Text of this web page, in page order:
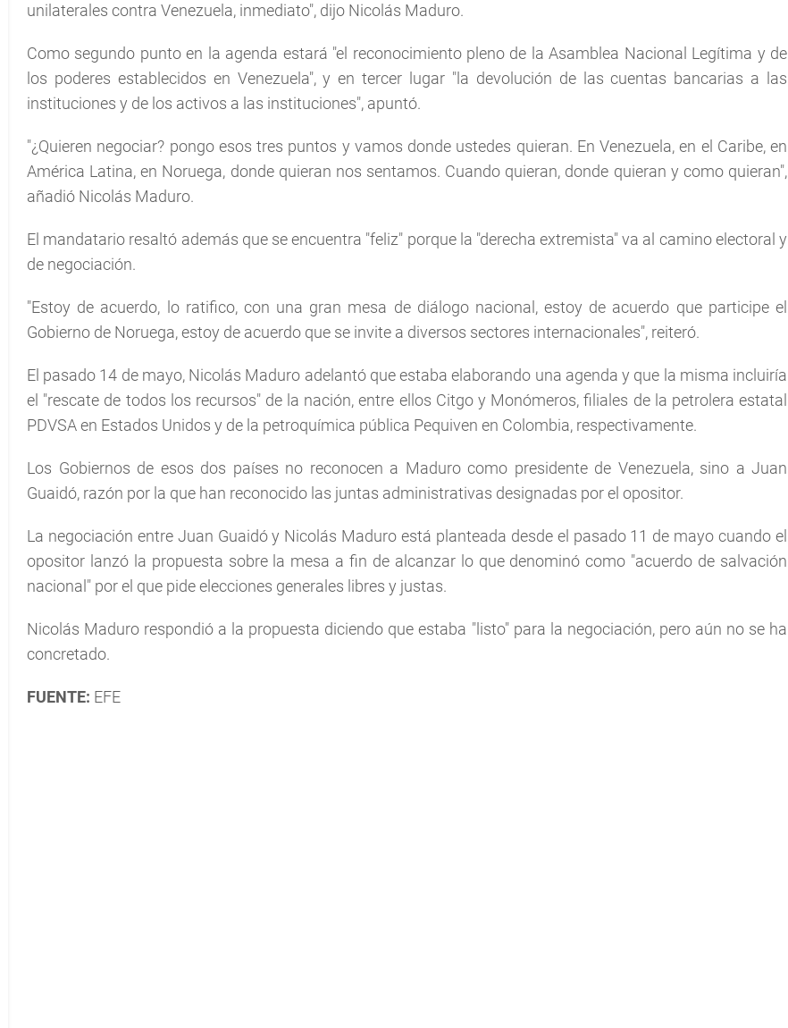
unilaterales contra Venezuela, inmediato", dijo Nicolás Maduro.
Como segundo punto en la agenda estará "el reconocimiento pleno de la Asamblea Nacional Legítima y de
los poderes establecidos en Venezuela", y en tercer lugar "la devolución de las cuentas bancarias a las
instituciones y de los activos a las instituciones", apuntó.
"¿Quieren negociar? pongo esos tres puntos y vamos donde ustedes quieran. En Venezuela, en el Caribe, en
América Latina, en Noruega, donde quieran nos sentamos. Cuando quieran, donde quieran y como quieran",
añadió Nicolás Maduro.
El mandatario resaltó además que se encuentra "feliz" porque la "derecha extremista" va al camino electoral y
de negociación.
"Estoy de acuerdo, lo ratifico, con una gran mesa de diálogo nacional, estoy de acuerdo que participe el
Gobierno de Noruega, estoy de acuerdo que se invite a diversos sectores internacionales", reiteró.
El pasado 14 de mayo, Nicolás Maduro adelantó que estaba elaborando una agenda y que la misma incluiría
el "rescate de todos los recursos" de la nación, entre ellos Citgo y Monómeros, filiales de la petrolera estatal
PDVSA en Estados Unidos y de la petroquímica pública Pequiven en Colombia, respectivamente.
Los Gobiernos de esos dos países no reconocen a Maduro como presidente de Venezuela, sino a Juan
Guaidó, razón por la que han reconocido las juntas administrativas designadas por el opositor.
La negociación entre Juan Guaidó y Nicolás Maduro está planteada desde el pasado 11 de mayo cuando el
opositor lanzó la propuesta sobre la mesa a fin de alcanzar lo que denominó como "acuerdo de salvación
nacional" por el que pide elecciones generales libres y justas.
Nicolás Maduro respondió a la propuesta diciendo que estaba "listo" para la negociación, pero aún no se ha
concretado.
FUENTE: EFE